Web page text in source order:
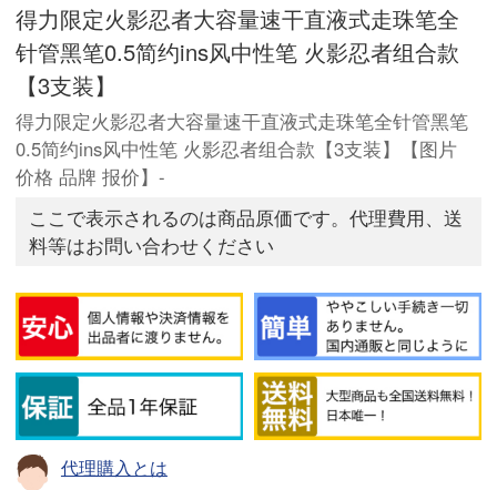
得力限定火影忍者大容量速干直液式走珠笔全
针管黑笔0.5简约ins风中性笔 火影忍者组合款
【3支装】
得力限定火影忍者大容量速干直液式走珠笔全针管黑笔
0.5简约ins风中性笔 火影忍者组合款【3支装】【图片
价格 品牌 报价】-
ここで表示されるのは商品原価です。代理費用、送
料等はお問い合わせください
代理購入とは